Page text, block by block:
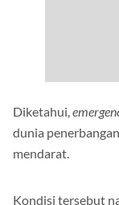
Diketahui,
dunia
mendarat.
Kondisi tersebut